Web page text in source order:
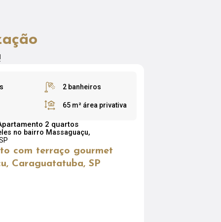
2 banheiros
65 m² área privativa
2 quartos
no bairro Massaguaçu,
com terraço gourmet
Caraguatatuba, SP